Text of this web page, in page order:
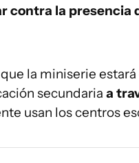
contra la presencia
la miniserie
secundaria a
usan los centros